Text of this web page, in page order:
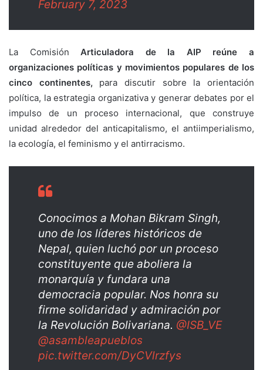
February 7, 2023
La ComisiónArticuladora de la AIP reúne a
organizaciones políticas y movimientos populares de los
cinco continentes, para discutir sobre la orientación
política, la estrategia organizativa y generar debates por el
impulso de un proceso internacional, que construye
unidad alrededor del anticapitalismo, el antiimperialismo,
la ecología, el feminismo y el antirracismo.
Conocimos a Mohan Bikram Singh,
uno de los líderes históricos de
Nepal, quien luchó por un proceso
constituyente que aboliera la
monarquía y fundara una
democracia popular. Nos honra su
firme solidaridad y admiración por
la Revolución Bolivariana. @ISB_VE
@asambleapueblos
pic.twitter.com/DyCVlrzfys